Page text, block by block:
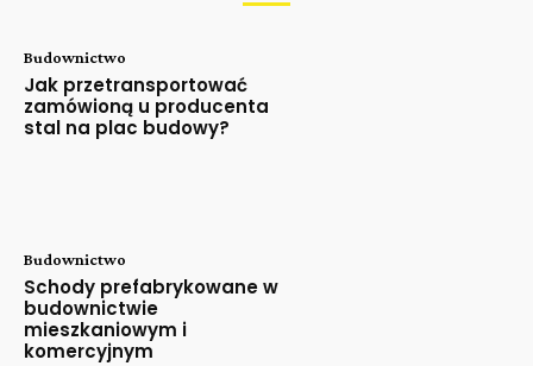
Budownictwo
Jak przetransportować
zamówioną u producenta
stal na plac budowy?
Budownictwo
Schody prefabrykowane w
budownictwie
mieszkaniowym i
komercyjnym